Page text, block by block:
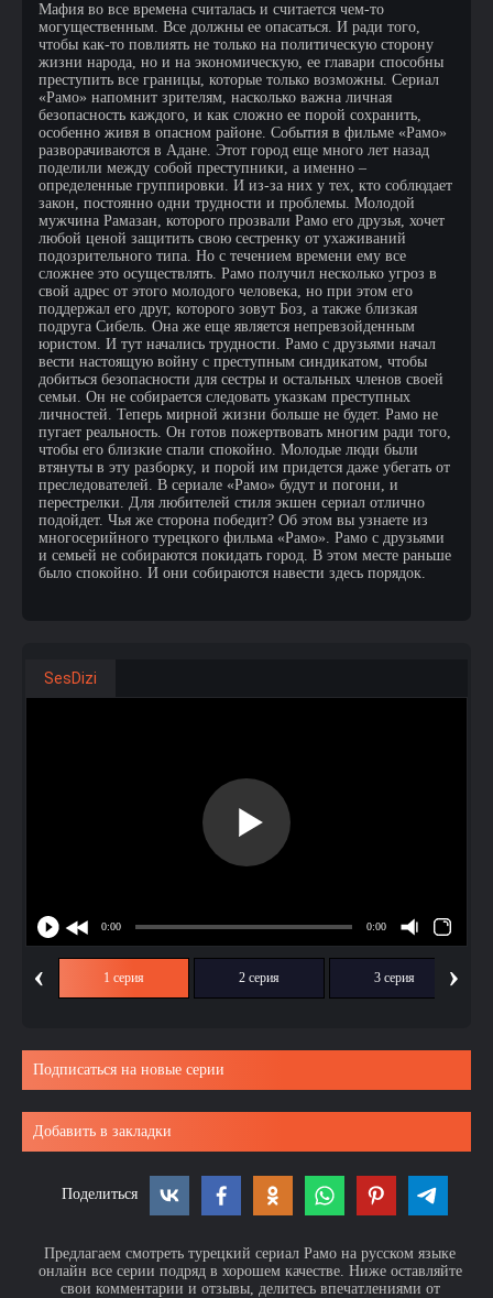
Мафия во все времена считалась и считается чем-то
могущественным. Все должны ее опасаться. И ради того,
чтобы как-то повлиять не только на политическую сторону
жизни народа, но и на экономическую, ее главари способны
преступить все границы, которые только возможны. Сериал
«Рамо» напомнит зрителям, насколько важна личная
безопасность каждого, и как сложно ее порой сохранить,
особенно живя в опасном районе. События в фильме «Рамо»
разворачиваются в Адане. Этот город еще много лет назад
поделили между собой преступники, а именно –
определенные группировки. И из-за них у тех, кто соблюдает
закон, постоянно одни трудности и проблемы. Молодой
мужчина Рамазан, которого прозвали Рамо его друзья, хочет
любой ценой защитить свою сестренку от ухаживаний
подозрительного типа. Но с течением времени ему все
сложнее это осуществлять. Рамо получил несколько угроз в
свой адрес от этого молодого человека, но при этом его
поддержал его друг, которого зовут Боз, а также близкая
подруга Сибель. Она же еще является непревзойденным
юристом. И тут начались трудности. Рамо с друзьями начал
вести настоящую войну с преступным синдикатом, чтобы
добиться безопасности для сестры и остальных членов своей
семьи. Он не собирается следовать указкам преступных
личностей. Теперь мирной жизни больше не будет. Рамо не
пугает реальность. Он готов пожертвовать многим ради того,
чтобы его близкие спали спокойно. Молодые люди были
втянуты в эту разборку, и порой им придется даже убегать от
преследователей. В сериале «Рамо» будут и погони, и
перестрелки. Для любителей стиля экшен сериал отлично
подойдет. Чья же сторона победит? Об этом вы узнаете из
многосерийного турецкого фильма «Рамо». Рамо с друзьями
и семьей не собираются покидать город. В этом месте раньше
было спокойно. И они собираются навести здесь порядок.
SesDizi
‹ 1 серия 2 серия 3 серия ›
Подписаться на новые серии
Добавить в закладки
Поделиться
Предлагаем смотреть турецкий сериал Рамо на русском языке
онлайн все серии подряд в хорошем качестве. Ниже оставляйте
свои комментарии и отзывы, делитесь впечатлениями от